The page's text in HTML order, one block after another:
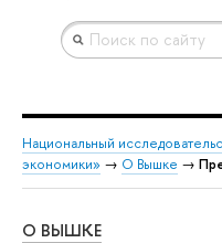
Национальный
экономики» → О Вышке →
О ВЫШКЕ